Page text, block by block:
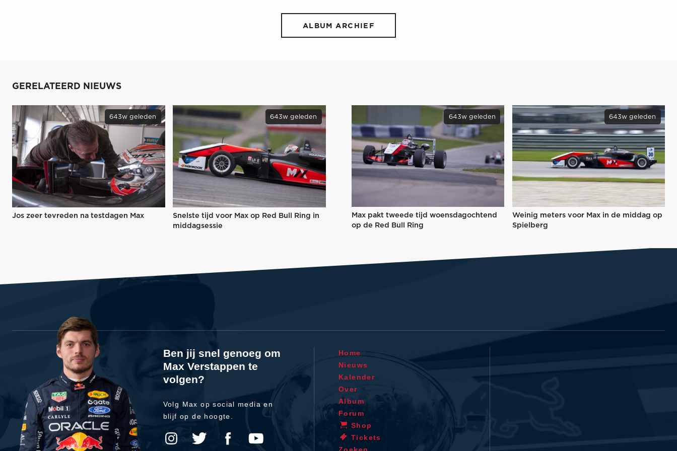
ALBUM ARCHIEF
GERELATEERD NIEUWS
643w geleden
Jos zeer tevreden na testdagen Max
643w geleden
Snelste tijd voor Max op Red Bull Ring in
middagsessie
643w geleden
Max pakt tweede tijd woensdagochtend
op de Red Bull Ring
643w geleden
Weinig meters voor Max in de middag op
Spielberg
Ben jij snel genoeg om
Max Verstappen te
volgen?
Volg Max op social media en
blijf op de hoogte.
Home
Nieuws
Kalender
Over
Album
Forum
Shop
Tickets
Zoeken